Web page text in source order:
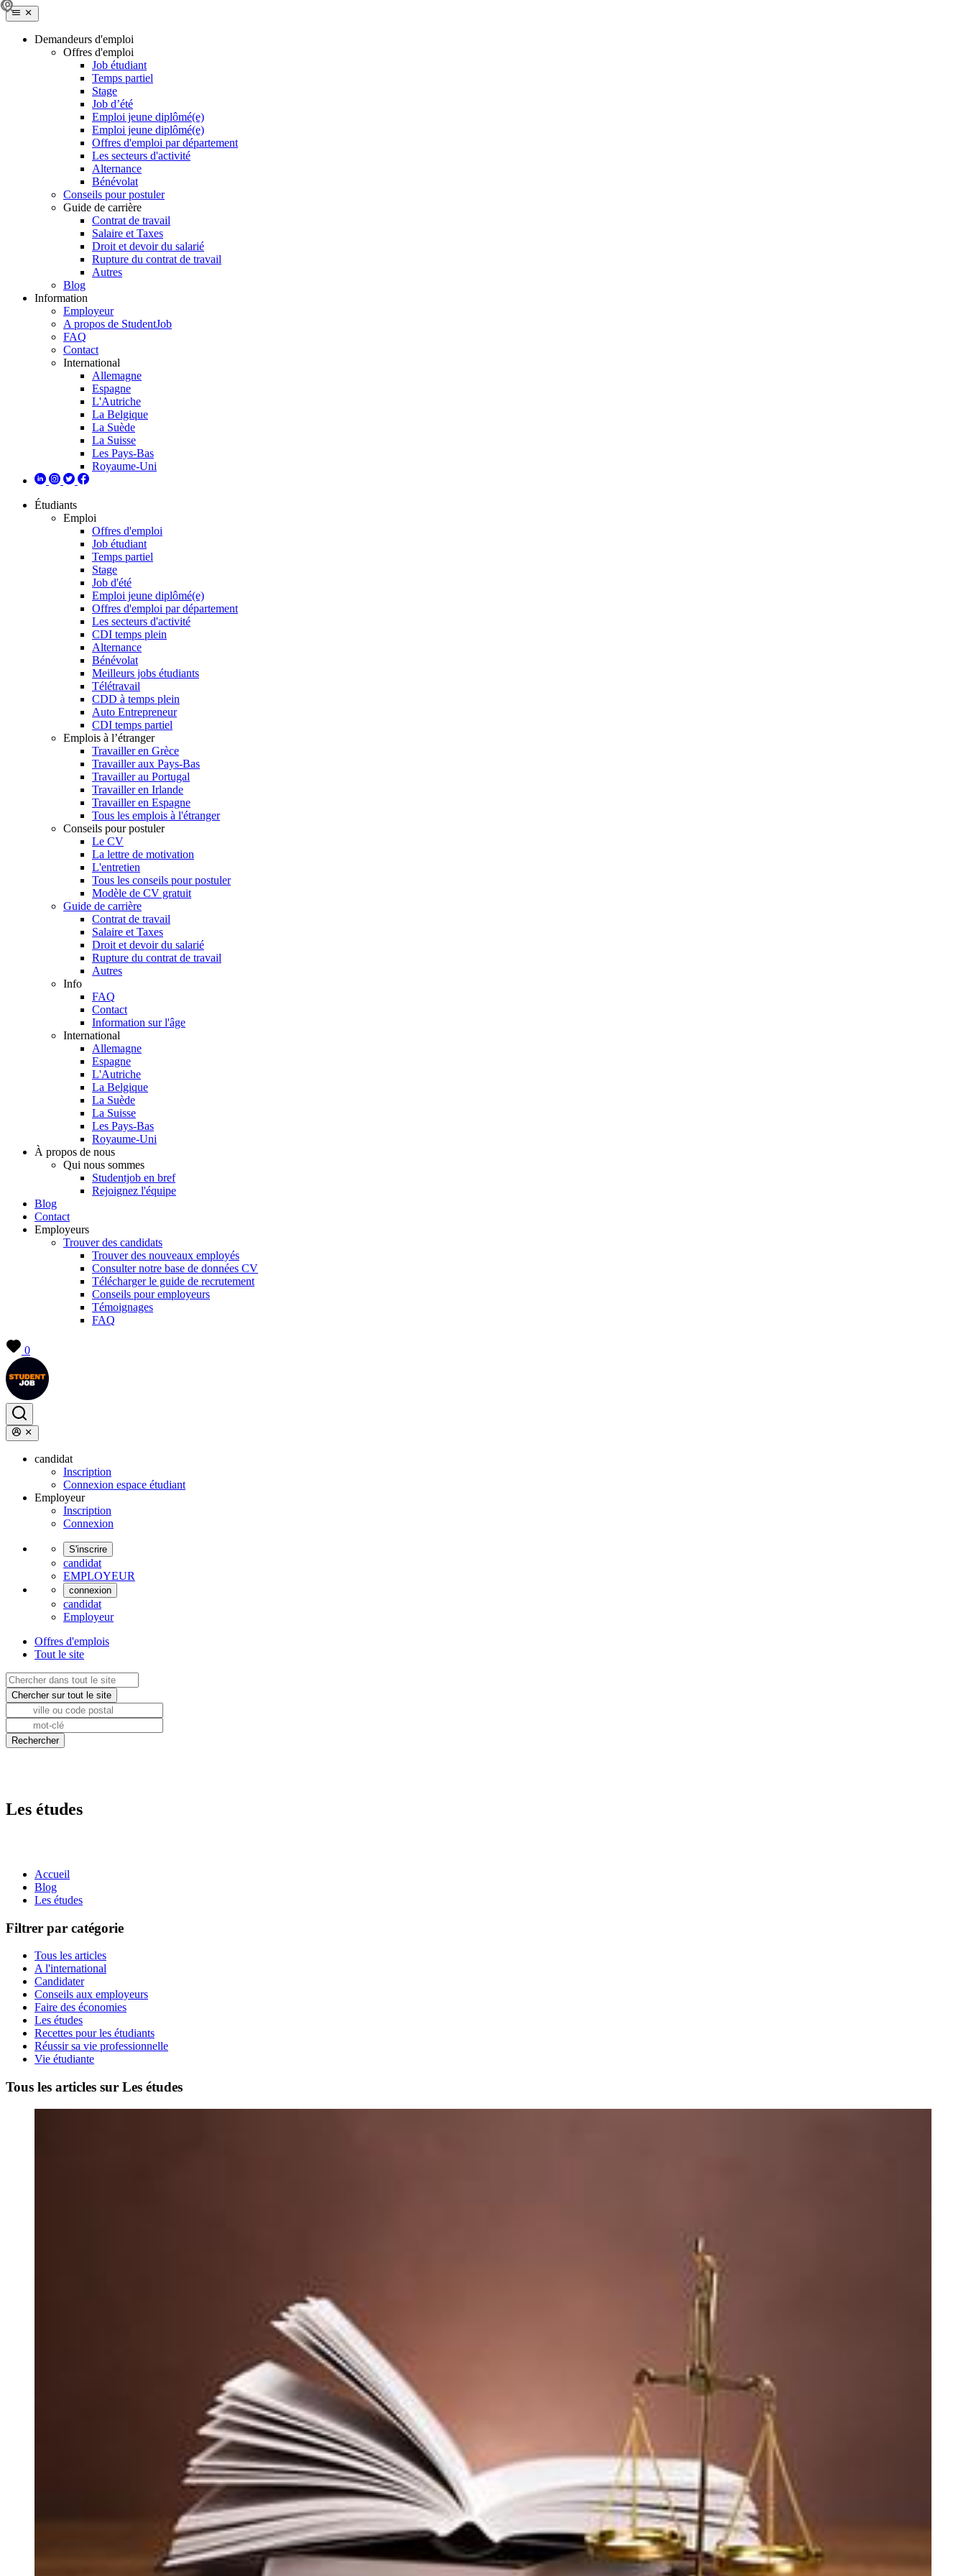
Demandeurs d'emploi
Offres d'emploi
Job étudiant
Temps partiel
Stage
Job d’été
Emploi jeune diplômé(e)
Emploi jeune diplômé(e)
Offres d'emploi par département
Les secteurs d'activité
Alternance
Bénévolat
Conseils pour postuler
Guide de carrière
Contrat de travail
Salaire et Taxes
Droit et devoir du salarié
Rupture du contrat de travail
Autres
Blog
Information
Employeur
A propos de StudentJob
FAQ
Contact
International
Allemagne
Espagne
L'Autriche
La Belgique
La Suède
La Suisse
Les Pays-Bas
Royaume-Uni
Étudiants
Emploi
Offres d'emploi
Job étudiant
Temps partiel
Stage
Job d'été
Emploi jeune diplômé(e)
Offres d'emploi par département
Les secteurs d'activité
CDI temps plein
Alternance
Bénévolat
Meilleurs jobs étudiants
Télétravail
CDD à temps plein
Auto Entrepreneur
CDI temps partiel
Emplois à l’étranger
Travailler en Grèce
Travailler aux Pays-Bas
Travailler au Portugal
Travailler en Irlande
Travailler en Espagne
Tous les emplois à l'étranger
Conseils pour postuler
Le CV
La lettre de motivation
L'entretien
Tous les conseils pour postuler
Modèle de CV gratuit
Guide de carrière
Contrat de travail
Salaire et Taxes
Droit et devoir du salarié
Rupture du contrat de travail
Autres
Info
FAQ
Contact
Information sur l'âge
International
Allemagne
Espagne
L'Autriche
La Belgique
La Suède
La Suisse
Les Pays-Bas
Royaume-Uni
À propos de nous
Qui nous sommes
Studentjob en bref
Rejoignez l'équipe
Blog
Contact
Employeurs
Trouver des candidats
Trouver des nouveaux employés
Consulter notre base de données CV
Télécharger le guide de recrutement
Conseils pour employeurs
Témoignages
FAQ
0
candidat
Inscription
Connexion espace étudiant
Employeur
Inscription
Connexion
S'inscrire
candidat
EMPLOYEUR
connexion
candidat
Employeur
Offres d'emplois
Tout le site
Les études
Accueil
Blog
Les études
Filtrer par catégorie
Tous les articles
A l'international
Candidater
Conseils aux employeurs
Faire des économies
Les études
Recettes pour les étudiants
Réussir sa vie professionnelle
Vie étudiante
Tous les articles sur Les études